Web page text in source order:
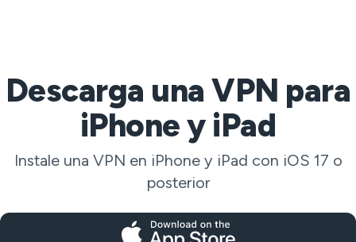
Descarga una VPN para
iPhone y iPad
Instale una VPN en iPhone y iPad con iOS 17 o
posterior